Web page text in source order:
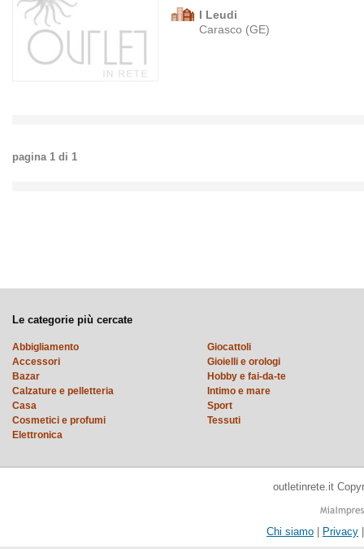
I Leudi
Carasco (GE)
pagina 1 di 1
Le categorie più cercate
Abbigliamento
Accessori
Bazar
Calzature e pelletteria
Casa
Cosmetici e profumi
Elettronica
Giocattoli
Gioielli e orologi
Hobby e fai-da-te
Intimo e mare
Sport
Tessuti
outletinrete.it
Chi siamo | Privacy